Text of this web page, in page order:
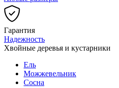
Гарантия
Надежность
Хвойные деревья и кустарники
Ель
Можжевельник
Сосна